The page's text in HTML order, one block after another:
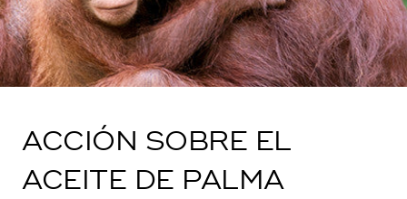
ACCIÓN SOBRE EL
ACEITE DE PALMA